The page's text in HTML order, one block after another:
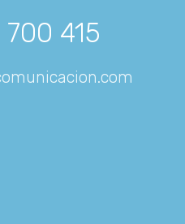
415